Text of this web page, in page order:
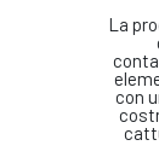
La
con